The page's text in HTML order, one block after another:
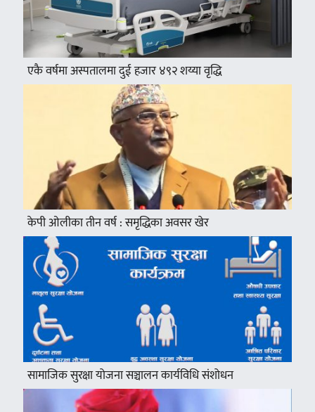
एकै वर्षमा अस्पतालमा दुई हजार ४९२ शय्या वृद्धि
केपी ओलीका तीन वर्ष : समृद्धिका अवसर खेर
सामाजिक सुरक्षा योजना सञ्चालन कार्यविधि संशोधन